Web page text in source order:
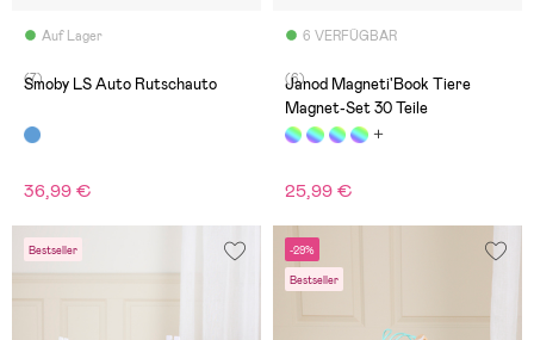
Auf Lager
(7)
Smoby LS Auto Rutschauto
36,99 €
6 VERFÜGBAR
(6)
Janod Magneti'Book Tiere
Magnet-Set 30 Teile
25,99 €
Bestseller -29%
Bestseller